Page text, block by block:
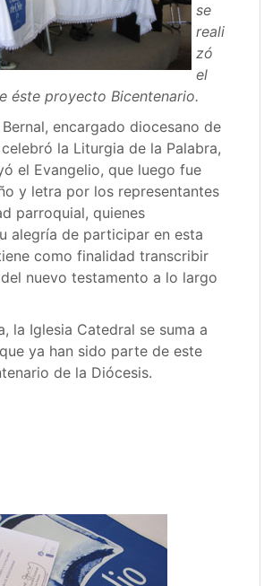
se
reali
zó
el
éste proyecto Bicentenario.
encargado diocesano de
la Liturgia de la Palabra,
el Evangelio, que luego fue
y letra por los representantes
parroquial, quienes
alegría de participar en esta
como finalidad transcribir
nuevo testamento a lo largo
la Iglesia Catedral se suma a
ya han sido parte de este
de la Diócesis.